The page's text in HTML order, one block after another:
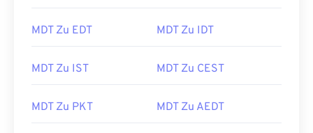
MDT Zu EDT MDT Zu IDT
MDT Zu IST MDT Zu CEST
MDT Zu PKT MDT Zu AEDT